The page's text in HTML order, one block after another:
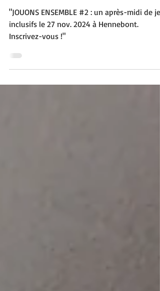
inclusif pour tous !
"JOUONS ENSEMBLE #2 : un après-midi de
inclusifs le 27 nov. 2024 à Hennebont.
Inscrivez-vous !"